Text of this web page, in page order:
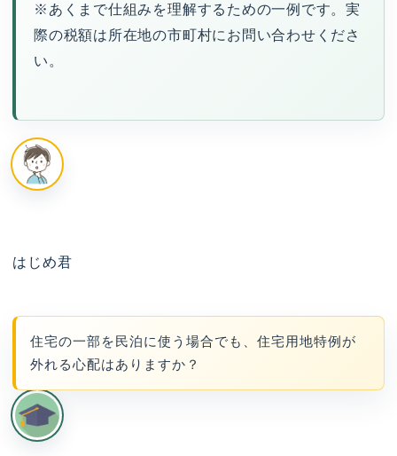
※あくまで仕組みを理解するための一例です。実
際の税額は所在地の市町村にお問い合わせくださ
い。
はじめ君
住宅の一部を民泊に使う場合でも、住宅用地特例が
外れる心配はありますか？